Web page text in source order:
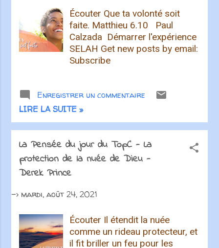
Subscribe
Écouter Que ta volonté soit
faite. Matthieu 6.10 Paul
Calzada Démarrer l'expérience
SELAH Get new posts by email:
Subscribe
Enregistrer un commentaire
LIRE LA SUITE »
La Pensée du jour du TopC - La
protection de la nuée de Dieu -
Derek Prince
-> mardi, août 24, 2021
Écouter Il étendit la nuée
comme un rideau protecteur, et
il fit briller un feu pour les